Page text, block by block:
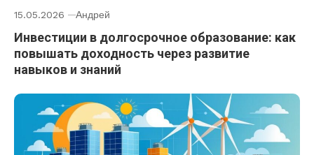
15.05.2026 Андрей
Инвестиции в долгосрочное образование: как
повышать доходность через развитие
навыков и знаний